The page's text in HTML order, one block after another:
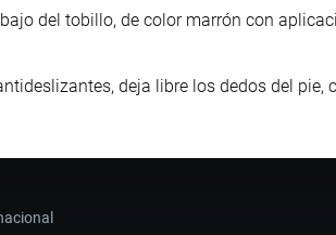
del tobillo, de color marrón con
deja libre los dedos del pie,